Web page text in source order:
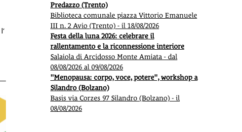
Predazzo (Trento)
Biblioteca comunale piazza Vittorio Emanuele
III n. 2 Avio (Trento) - il 18/08/2026
Festa della luna 2026: celebrare il
rallentamento e la riconnessione interiore
Salaiola di Arcidosso Monte Amiata - dal
08/08/2026 al 09/08/2026
"Menopausa: corpo, voce, potere", workshop a
Silandro (Bolzano)
Basis via Corzes 97 Silandro (Bolzano) - il
08/08/2026